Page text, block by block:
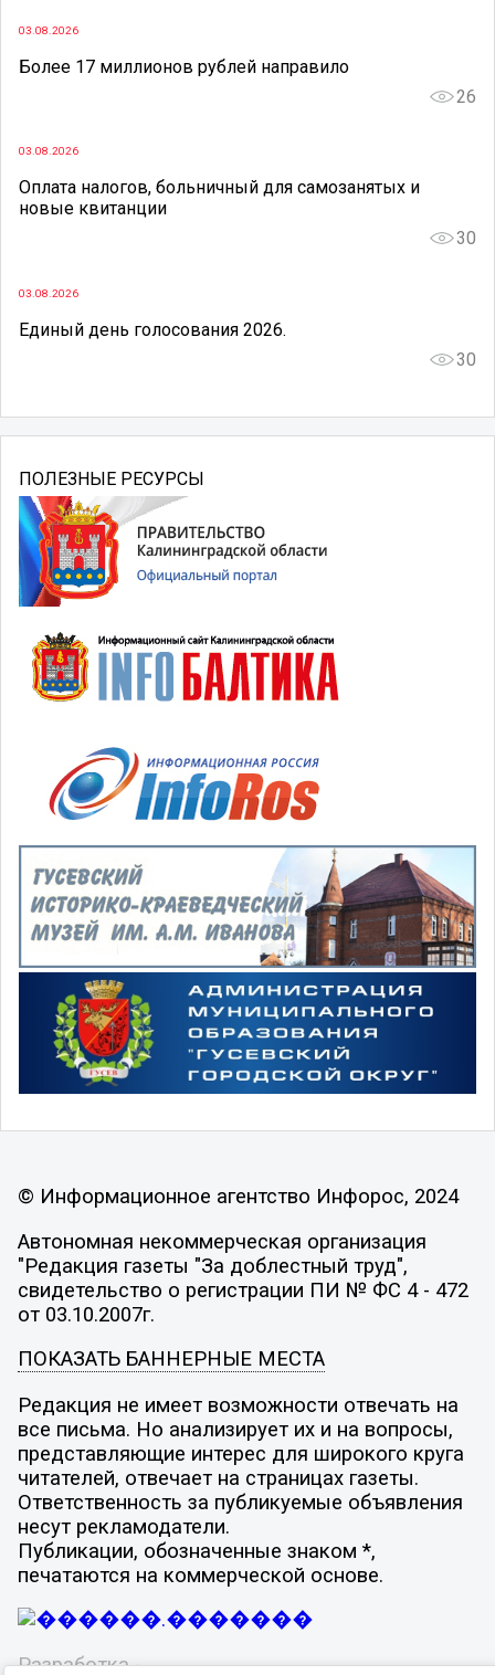
03.08.2026
Более 17 миллионов рублей направило
26
03.08.2026
Оплата налогов, больничный для самозанятых и
новые квитанции
30
03.08.2026
Единый день голосования 2026.
30
ПОЛЕЗНЫЕ РЕСУРСЫ
© Информационное агентство Инфорос, 2024
Автономная некоммерческая организация
"Редакция газеты "За доблестный труд",
свидетельство о регистрации ПИ № ФС 4 - 472
от 03.10.2007г.
ПОКАЗАТЬ БАННЕРНЫЕ МЕСТА
Редакция не имеет возможности отвечать на
все письма. Но анализирует их и на вопросы,
представляющие интерес для широкого круга
читателей, отвечает на страницах газеты.
Ответственность за публикуемые объявления
несут рекламодатели.
Публикации, обозначенные знаком *,
печатаются на коммерческой основе.
Разработка -